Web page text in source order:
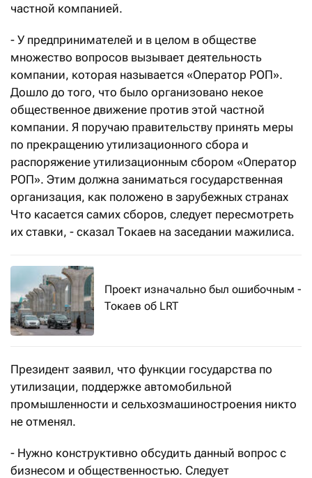
частной компанией.
- У предпринимателей и в целом в обществе
множество вопросов вызывает деятельность
компании, которая называется «Оператор РОП».
Дошло до того, что было организовано некое
общественное движение против этой частной
компании. Я поручаю правительству принять меры
по прекращению утилизационного сбора и
распоряжение утилизационным сбором «Оператор
РОП». Этим должна заниматься государственная
организация, как положено в зарубежных странах
Что касается самих сборов, следует пересмотреть
их ставки, - сказал Токаев на заседании мажилиса.
Проект изначально был ошибочным -
Токаев об LRT
Президент заявил, что функции государства по
утилизации, поддержке автомобильной
промышленности и сельхозмашиностроения никто
не отменял.
- Нужно конструктивно обсудить данный вопрос с
бизнесом и общественностью. Следует